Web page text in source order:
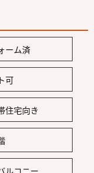
ーム済
可
住宅向き
ルコニー